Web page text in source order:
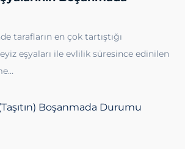
tarafların en çok tartıştığı
eşyaları ile evlilik süresince edinilen